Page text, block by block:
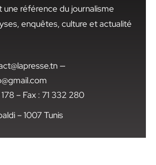
une référence du journalisme
enquêtes, culture et actualité
—
– Fax : 71 332 280
– 1007 Tunis